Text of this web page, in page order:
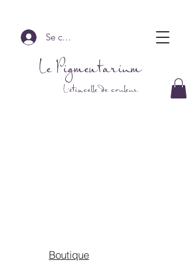
Se connecter
Le Pigmentarium
L'étincelle de couleur
Boutique